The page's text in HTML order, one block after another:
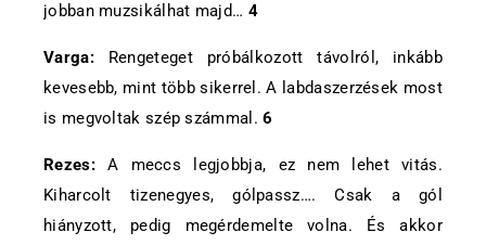
jobban muzsikálhat majd… 4
Varga: Rengeteget próbálkozott távolról, inkább
kevesebb, mint több sikerrel. A labdaszerzések most
is megvoltak szép számmal.6
Rezes:A meccs legjobbja, ez nem lehet vitás.
Kiharcolt tizenegyes, gólpassz…. Csak a gól
hiányzott, pedig megérdemelte volna. És akkor